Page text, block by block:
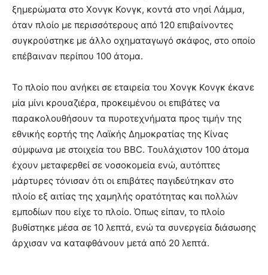
ξημερώματα στο Χονγκ Κονγκ, κοντά στο νησί Λάμμα,
όταν πλοίο με περισσότερους από 120 επιβαίνοντες
συγκρούστηκε με άλλο οχηματαγωγό σκάφος, στο οποίο
επέβαιναν περίπου 100 άτομα.
Το πλοίο που ανήκει σε εταιρεία του Χονγκ Κονγκ έκανε
μία μίνι κρουαζιέρα, προκειμένου οι επιβάτες να
παρακολουθήσουν τα πυροτεχνήματα προς τιμήν της
εθνικής εορτής της Λαϊκής Δημοκρατίας της Κίνας
σύμφωνα με στοιχεία του ΒΒC. Τουλάχιστον 100 άτομα
έχουν μεταφερθεί σε νοσοκομεία ενώ, αυτόπτες
μάρτυρες τόνισαν ότι οι επιβάτες παγιδεύτηκαν στο
πλοίο εξ αιτίας της χαμηλής ορατότητας και πολλών
εμποδίων που είχε το πλοίο. Όπως είπαν, το πλοίο
βυθίστηκε μέσα σε 10 λεπτά, ενώ τα συνεργεία διάσωσης
άρχισαν να καταφθάνουν μετά από 20 λεπτά.